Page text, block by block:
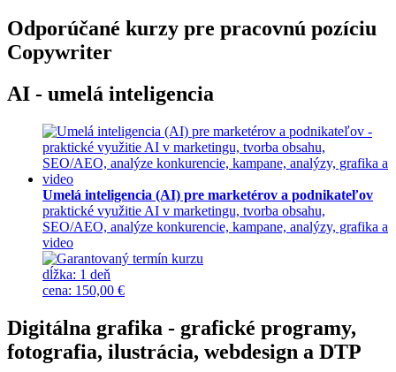
Odporúčané kurzy pre pracovnú pozíciu
Copywriter
AI - umelá inteligencia
Umelá inteligencia (AI) pre marketérov a podnikateľov
praktické využitie AI v marketingu, tvorba obsahu,
SEO/AEO, analýze konkurencie, kampane, analýzy, grafika a
video
dĺžka: 1 deň
cena: 150,00 €
Digitálna grafika - grafické programy,
fotografia, ilustrácia, webdesign a DTP